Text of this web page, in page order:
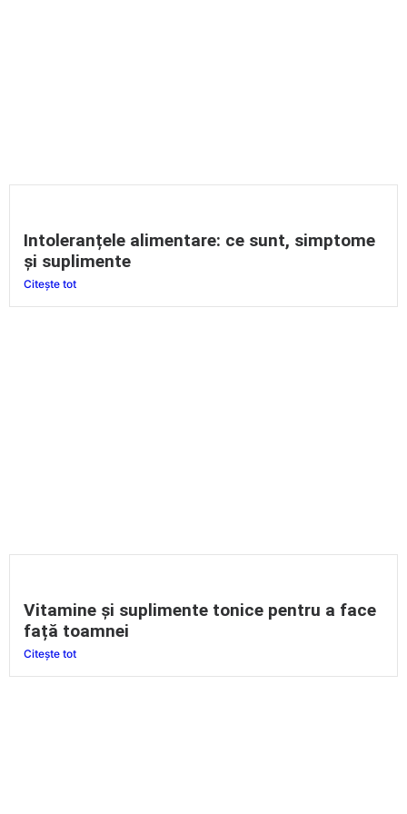
Intoleranțele alimentare: ce sunt, simptome
și suplimente
Citește tot
Vitamine și suplimente tonice pentru a face
față toamnei
Citește tot